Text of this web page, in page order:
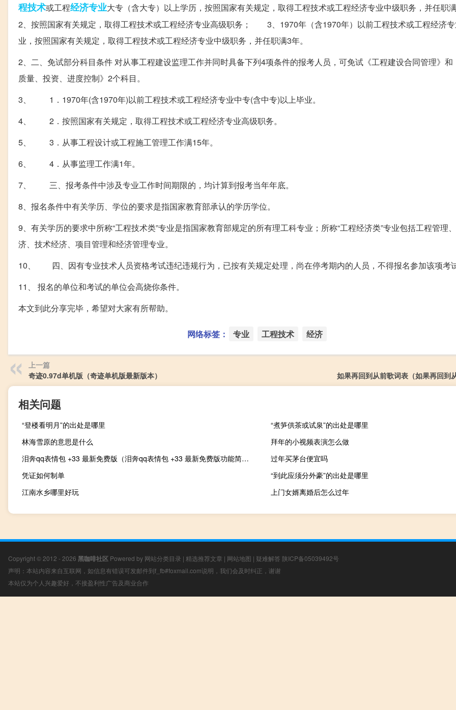
程技术或工程经济专业大专（含大专）以上学历，按照国家有关规定，取得工程技术或工程经济专业中级职务，并
2、按照国家有关规定，取得工程技术或工程经济专业高级职务； 3、1970年（含1970年）以前工程技术或工程经济
业，按照国家有关规定，取得工程技术或工程经济专业中级职务，并任职满3年。
2、二、免试部分科目条件 对从事工程建设监理工作并同时具备下列4项条件的报考人员，可免试《工程建设合同管理》和
质量、投资、进度控制》2个科目。
3、 1．1970年(含1970年)以前工程技术或工程经济专业中专(含中专)以上毕业。
4、 2．按照国家有关规定，取得工程技术或工程经济专业高级职务。
5、 3．从事工程设计或工程施工管理工作满15年。
6、 4．从事监理工作满1年。
7、 三、报考条件中涉及专业工作时间期限的，均计算到报考当年年底。
8、报名条件中有关学历、学位的要求是指国家教育部承认的学历学位。
9、有关学历的要求中所称“工程技术类”专业是指国家教育部规定的所有理工科专业；所称“工程经济类”专业包括工程管理
济、技术经济、项目管理和经济管理专业。
10、 四、因有专业技术人员资格考试违纪违规行为，已按有关规定处理，尚在停考期内的人员，不得报名参加该项考
11、 报名的单位和考试的单位会高烧你条件。
本文到此分享完毕，希望对大家有所帮助。
网络标签： 专业 工程技术 经济
上一篇
奇迹0.97d单机版（奇迹单机版最新版本）
如果再回到从前歌词表（如果再回到
相关问题
“登楼看明月”的出处是哪里
“煮笋供茶或试泉”的出处是哪里
林海雪原的意思是什么
拜年的小视频表演怎么做
泪奔qq表情包 +33 最新免费版（泪奔qq表情包 +33 最新免费版功能简介）
过年买茅台便宜吗
凭证如何制单
“到此应须分外豪”的出处是哪里
江南水乡哪里好玩
上门女婿离婚后怎么过年
Copyright © 2012 - 2026 黑咖啡社区 Powered by 网站分类目录 | 精选推荐文章 | 网站地图 | 疑难解答 陕ICP备05039492号
声明：本站内容来自互联网，如信息有错误可发邮件到f_fb#foxmail.com说明，我们会及时纠正，谢谢
本站仅为个人兴趣爱好，不接盈利性广告及商业合作